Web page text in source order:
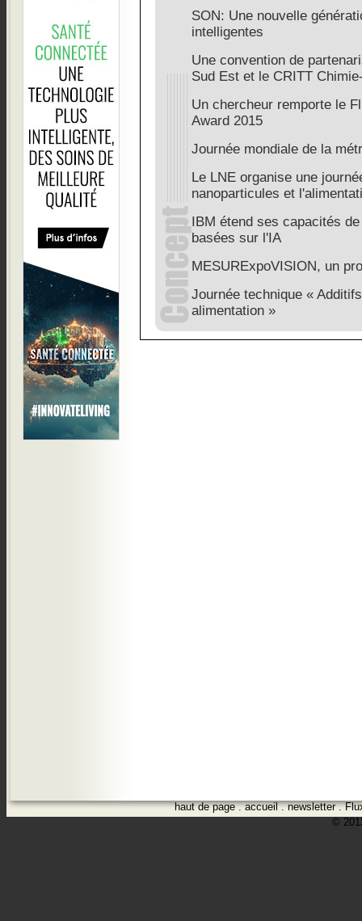
SON: Une nouvelle
intelligentes
Une convention de
Sud Est et le CRITT
Un chercheur remporte le
Award 2015
Journée mondiale de la
Le LNE organise une
nanoparticules et
IBM étend ses capacités
basées sur l'IA
MESURExpoVISION, un
Journée technique «
alimentation »
haut de page.accueil.newsletter.
©